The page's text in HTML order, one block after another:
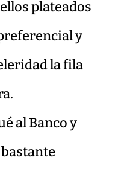
plateados
y
la fila
al Banco y